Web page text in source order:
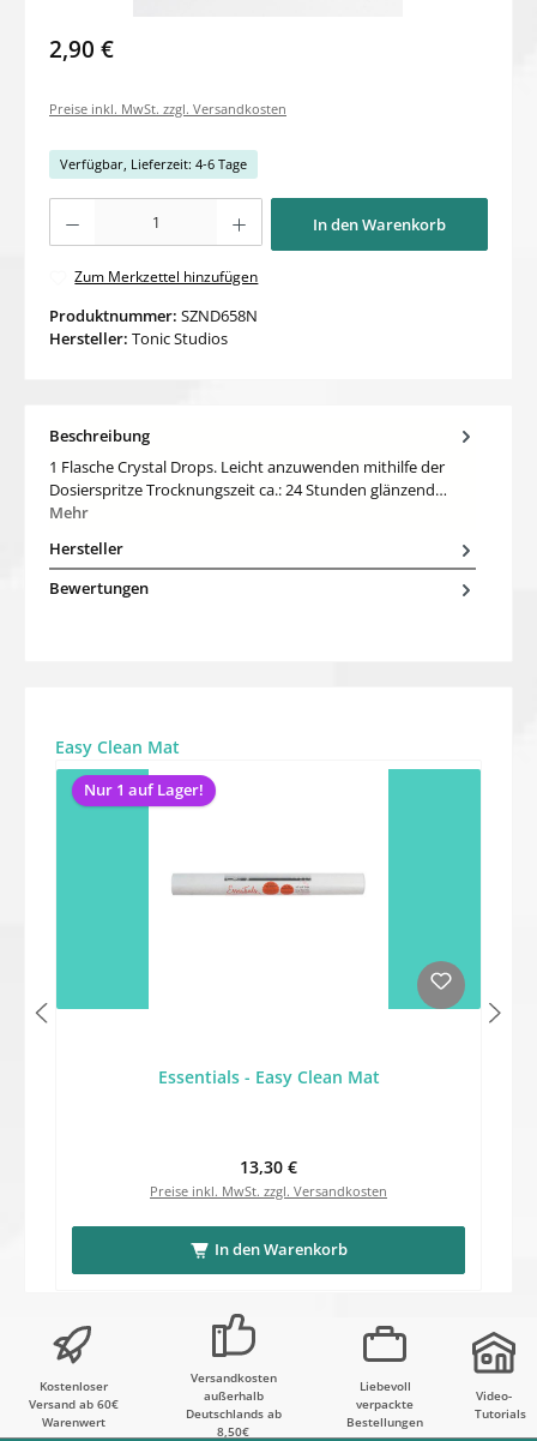
2,90 €
Preise inkl. MwSt. zzgl. Versandkosten
Verfügbar, Lieferzeit: 4-6 Tage
In den Warenkorb
Zum Merkzettel hinzufügen
Produktnummer: SZND658N
Hersteller: Tonic Studios
Beschreibung
1 Flasche Crystal Drops. Leicht anzuwenden mithilfe der
Dosierspritze Trocknungszeit ca.: 24 Stunden glänzend…
Mehr
Hersteller
Bewertungen
Produktgalerie überspringen
Easy Clean Mat
Nur 1 auf Lager!
Essentials - Easy Clean Mat
Regulärer Preis:
13,30 €
Preise inkl. MwSt. zzgl. Versandkosten
In den Warenkorb
Kostenloser
Versand ab 60€
Warenwert
Versandkosten
außerhalb
Deutschlands ab
8,50€
Liebevoll
verpackte
Bestellungen
Video-
Tutorials